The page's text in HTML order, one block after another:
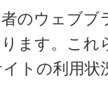
のウェブ
ます。こ
トの利用